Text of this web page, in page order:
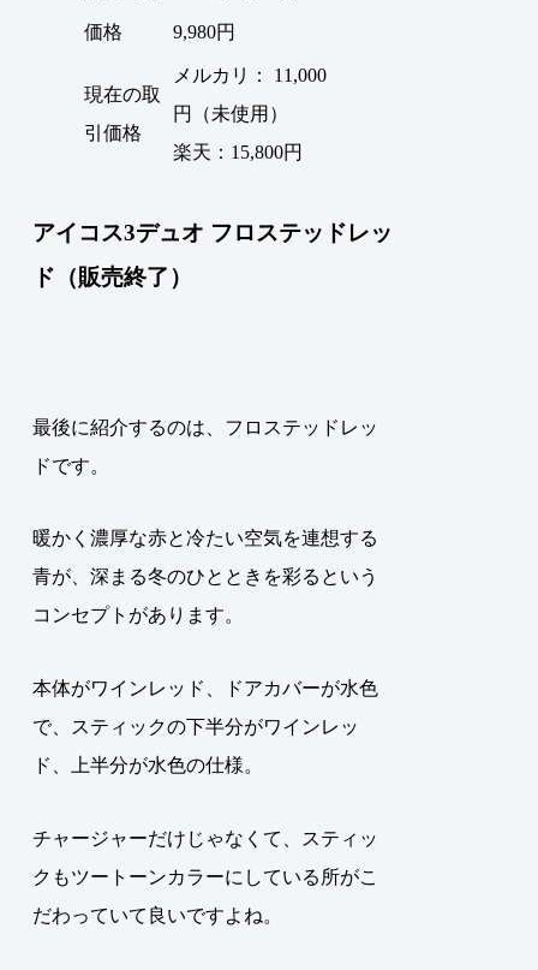
価格 9,980円
現在の取
引価格
メルカリ： 11,000
円（未使用）
楽天：15,800円
アイコス3デュオ フロステッドレッ
ド（販売終了）
最後に紹介するのは、フロステッドレッ
ドです。
暖かく濃厚な赤と冷たい空気を連想する
青が、深まる冬のひとときを彩るという
コンセプトがあります。
本体がワインレッド、ドアカバーが水色
で、スティックの下半分がワインレッ
ド、上半分が水色の仕様。
チャージャーだけじゃなくて、スティッ
クもツートーンカラーにしている所がこ
だわっていて良いですよね。